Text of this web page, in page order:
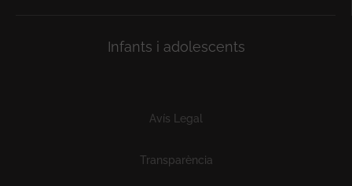
Infants i adolescents
Avís Legal
Transparència